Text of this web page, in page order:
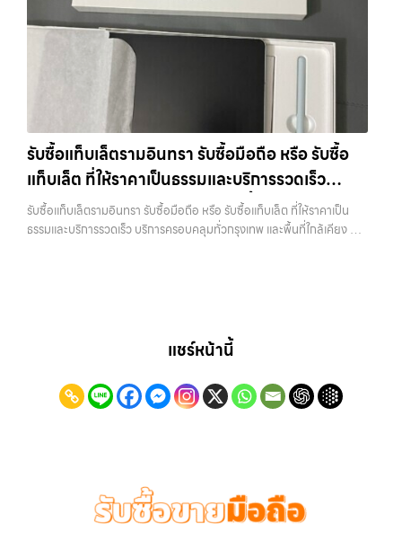
โฟน ทุกรุ่น…
ทุกแบรนด์ เรารับถึงแม้จะอยู่ในสภาพใช้งานแล้ว ตกแต่งแล้ว หรือมีรอยบ้าง
เพราะมูลค่าของเครื่องไม่ได้ขึ้นอยู่แค่ยี่ห้อ แต่ขึ้นอยู่กับสภาพจริง ความครบ
ชุด และความสะดวกในการขายของคุณ เราจึงตั้งใจให้บริการในเขต
ลาดพร้าว, รัชดา, บางรัก, แจ้งวัฒนะ, บางแค, วัชรพล, รามอินทรา, บางนา,
บางพลี, เกษตรนวมินทร์, เสนานิคม, วังหิน อย่างเต็มที่ ไม่ว่าคุณจะค้นหาคำ
ว่า “รับซื้อมือถือใกล้ฉัน”, “รับซื้อโทรศัพท์มือสองกรุงเทพ”, “ขาย iPad ได้
ราคา”, “รับซื้อแท็บเล็ต กรุงเทพถึงที่”, หรือ “รับซื้อ Samsung มือสอง
ราคาสูง” — ที่นี่คือคำตอบ เพราะบริการของเรามุ่งตรงให้คุณได้รับราคาและ
ความสะดวกสบายที่เหนือกว่า เลือกเราแล้วคุณจะได้บริการที่คุณไว้วางใจ
พร้อมทีมงานที่พร้อมอำนวยความสะดวก นัดรับถึงที่ ตรวจสภาพอย่างมือ
อาชีพ และจ่ายเงินทันที ทั้งหมดนี้เพื่อให้การขายอุปกรณ์ของคุณเป็นเรื่อง
ง่ายขึ้น ดีกว่า รวดเร็วกว่า และคุ้มค่ากว่า ทำไมต้องเลือกเรา ผู้เชี่ยวชาญด้าน
การให้บริการ รับซื้อมือถือ iPhone, Samsung, ไอแพด แท็บเล็ตทุกยี่ห้อ ใน
ไอที กรุงเทพฯ – เราพร้อมให้บริการครบวงจร บริการของเรา เราให้บริการ
แบบครบวงจรสำหรับลูกค้าที่ต้องการขายอุปกรณ์ไอที…
ใกล้เคียง รับซื้อ iPhone… รับซื้อมือถือแจ้งวัฒนะ รับซื้อ iPhone ทุกรุ่น
ให้ราคาสูง พร้อมจ่ายเงินทันที ประสบการณ์เหนือระดับกับการ รับซื้อไอ
โฟน, รับซื้อไอแพด, รับซื้อมือถือ ยินดีต้อนรับสู่ “รับซื้อขายมือถือ.com”
เว็บไซต์ที่คุณไว้วางใจได้ สำหรับบริการ รับซื้อ มือถือ iPhone, Samsung,
iPad, แท็บเล็ต ทุกยี่ห้อ ให้ราคาสูง พร้อมจ่ายเงินทันที ครอบคลุมพื้นที่
ลาดพร้าว, รัชดา, บางรัก, แจ้งวัฒนะ, บางแค, วัชรพล, รามอินทรา และเขต
กรุงเทพฯ ใกล้ “ใกล้ ฉัน” ที่สุด ในยุคที่สมาร์ทโฟน แท็บเล็ต และอุปกรณ์ไอที
ใหม่ๆ เปลี่ยนรุ่นกันแทบทุกช่วงเวลา อุปกรณ์ที่คุณใช้แล้วอาจกลายเป็นของ
ที่ไม่ได้ใช้งานอยู่เฉยๆ เว็บไซต์ของเราจึงเกิดขึ้นเพื่อเป็นทางเลือกให้คุณ
สามารถเปลี่ยนอุปกรณ์ที่ไม่ใช้แล้วให้กลายเป็นเงินสดได้ทันที ด้วยบริการ รับ
ซื้อไอโฟน, รับซื้อไอแพด, รับซื้อมือถือ, รับซื้อโทรศัพท์, รับซื้อโน๊ตบุ๊ค, รับซื้อ
แท็บเล็ต, รับซื้อสินค้าไอทีกรุงเทพมหานคร อย่างครบวงจร ไม่ว่าคุณจะอยู่
โซนเมืองหรือเขตชานเมือง เรามีทีมงานพร้อมให้บริการถึงที่ในพื้นที่ “ใกล้
สายใหม่-เก่า, Samsung ทุกรุ่น, iPad และแท็บเล็ตทุกแบรนด์ เรารับถึงแม้
ไม่ได้ขึ้นอยู่แค่ยี่ห้อ แต่ขึ้นอยู่กับสภาพจริง ความครบชุด และความสะดวกใน
การขายของคุณ เราจึงตั้งใจให้บริการในเขต ลาดพร้าว, รัชดา, บางรัก,
เพราะบริการของเรามุ่งตรงให้คุณได้รับราคาและความสะดวกสบายที่เหนือ
กว่า เลือกเราแล้วคุณจะได้บริการที่คุณไว้วางใจ พร้อมทีมงานที่พร้อม
รับซื้อแท็บเล็ตรามอินทรา รับซื้อมือถือ หรือ รับซื้อ
แท็บเล็ต ที่ให้ราคาเป็นธรรมและบริการรวดเร็ว
บริการครอบคลุมทั่วกรุงเทพ และพื้นที่ใกล้เคียง
รับซื้อแท็บเล็ตรามอินทรา รับซื้อมือถือ หรือ รับซื้อแท็บเล็ต ที่ให้ราคาเป็น
ธรรมและบริการรวดเร็ว บริการครอบคลุมทั่วกรุงเทพ และพื้นที่ใกล้เคียง —
แท็บเล็ต ที่ให้ราคาเป็นธรรมและบริการรวดเร็ว บริการครอบคลุมทั่วกรุงเทพ
และพื้นที่ใกล้เคียง รับซื้อ… รับซื้อแท็บเล็ตรามอินทรา รับซื้อ Samsung
และมือถือ Android ทุกยี่ห้อ ไม่ว่าจะรุ่นใหม่หรือรุ่นเก่า ประสบการณ์เหนือ
ระดับกับการ รับซื้อไอโฟน, รับซื้อไอแพด, รับซื้อมือถือ ยินดีต้อนรับสู่ “รับซื้อ
แท็บเล็ต และอุปกรณ์ไอทีใหม่ๆ เปลี่ยนรุ่นกันแทบทุกช่วงเวลา อุปกรณ์ที่คุณ
ใช้แล้วอาจกลายเป็นของที่ไม่ได้ใช้งานอยู่เฉยๆ เว็บไซต์ของเราจึงเกิดขึ้นเพื่อ
แชร์หน้านี้